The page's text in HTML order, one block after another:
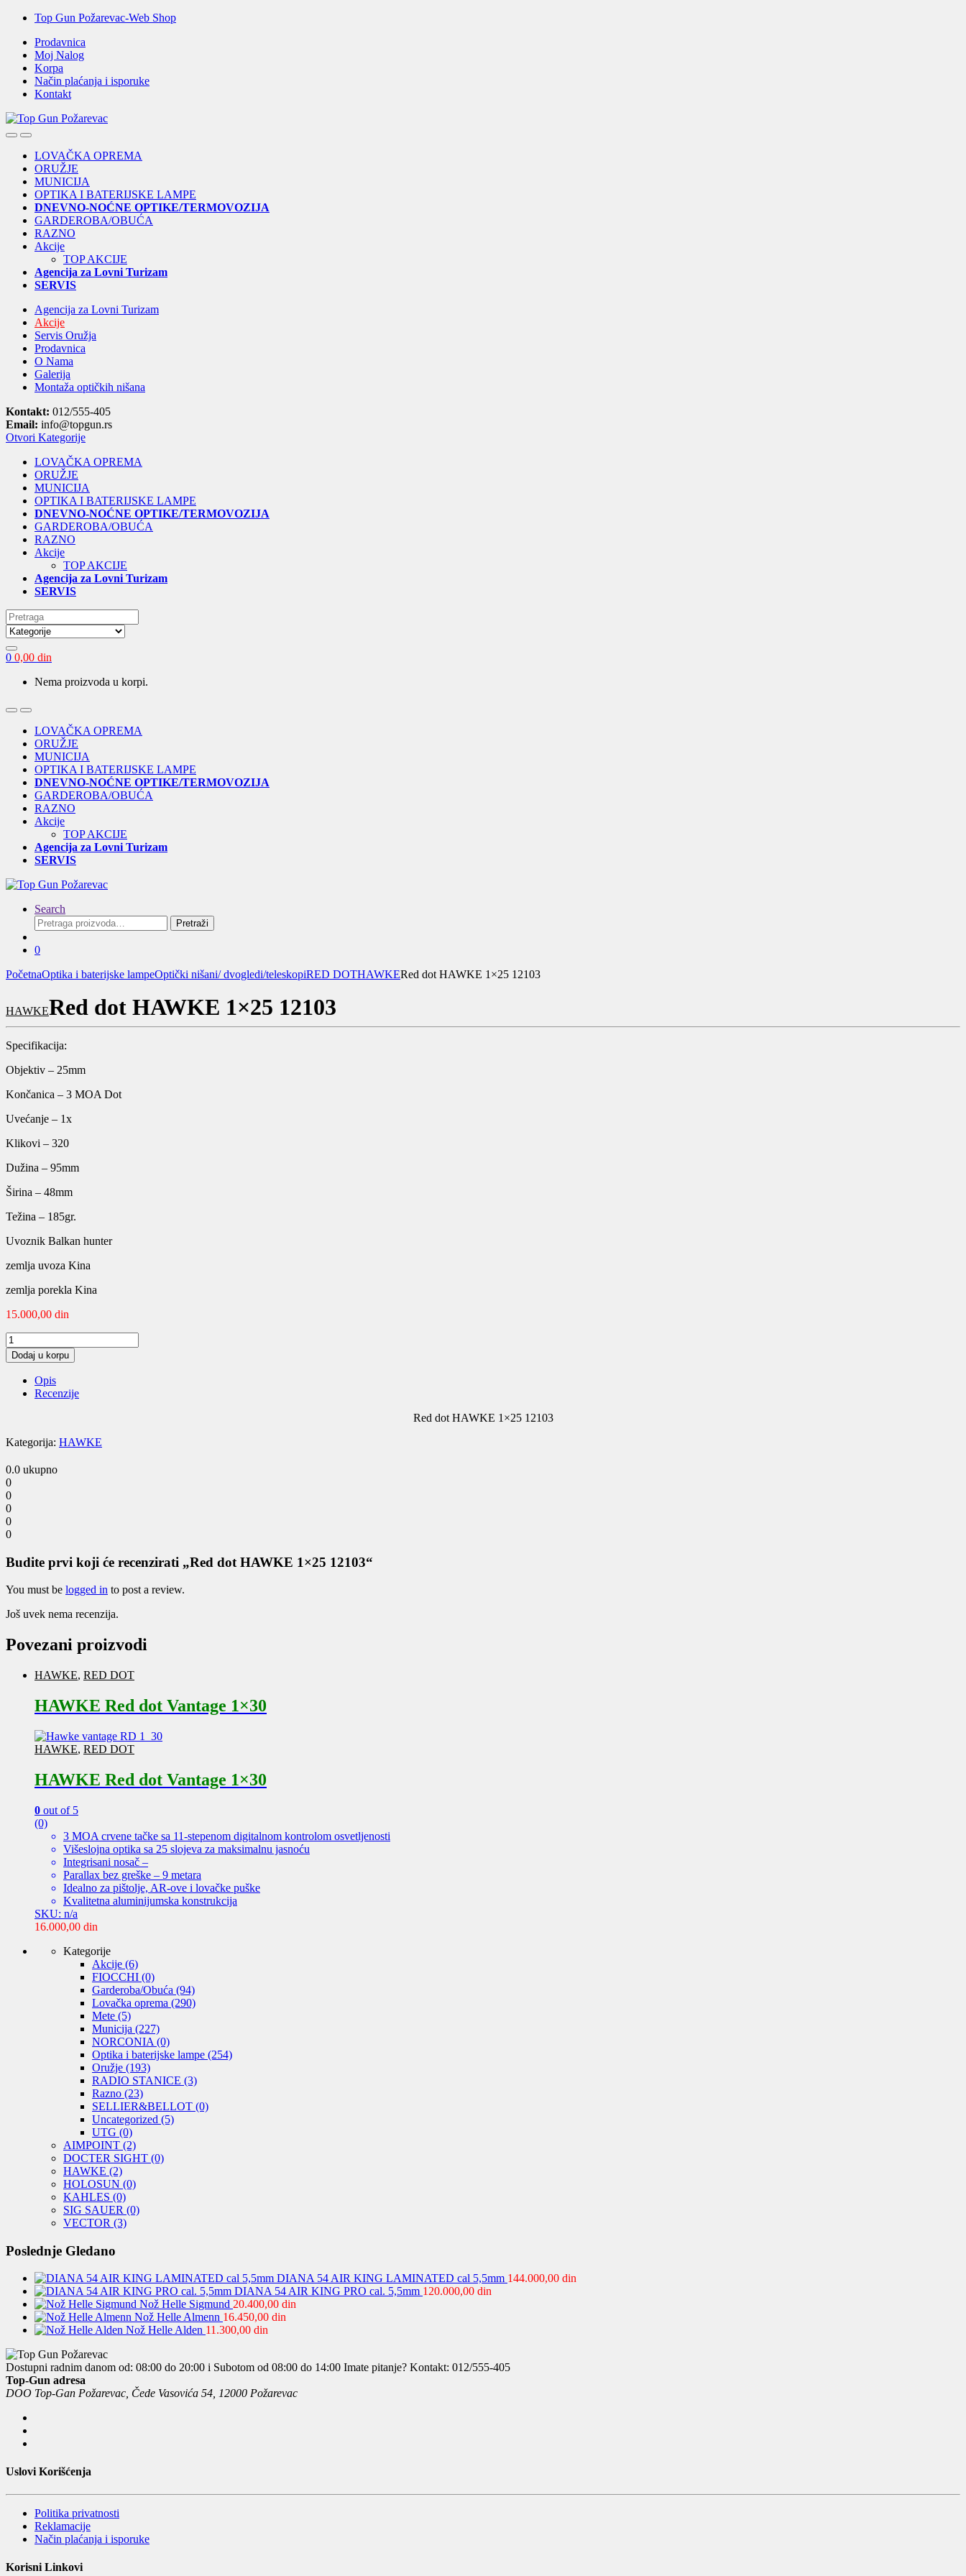
Skip
navigation
Skip
content
Top Gun Požarevac-Web Shop
Prodavnica
Moj Nalog
Korpa
Način plaćanja i isporuke
Kontakt
OpenClose
LOVAČKA OPREMA
ORUŽJE
MUNICIJA
OPTIKA I BATERIJSKE LAMPE
DNEVNO-NOĆNE OPTIKE/TERMOVOZIJA
GARDEROBA/OBUĆA
RAZNO
Akcije
TOP AKCIJE
Agencija za Lovni Turizam
SERVIS
Agencija za Lovni Turizam
Akcije
Servis Oružja
Prodavnica
O Nama
Galerija
Montaža optičkih nišana
Kontakt: 012/555-405
Email: info@topgun.rs
Otvori Kategorije
LOVAČKA OPREMA
ORUŽJE
MUNICIJA
OPTIKA I BATERIJSKE LAMPE
DNEVNO-NOĆNE OPTIKE/TERMOVOZIJA
GARDEROBA/OBUĆA
RAZNO
Akcije
TOP AKCIJE
Agencija za Lovni Turizam
SERVIS
Search
for:
0 0,00 din
Nema proizvoda u korpi.
OpenClose
LOVAČKA OPREMA
ORUŽJE
MUNICIJA
OPTIKA I BATERIJSKE LAMPE
DNEVNO-NOĆNE OPTIKE/TERMOVOZIJA
GARDEROBA/OBUĆA
RAZNO
Akcije
TOP AKCIJE
Agencija za Lovni Turizam
SERVIS
Search
Pretraga
za:
Pretraži
0
PočetnaOptika i baterijske lampeOptički nišani/ dvogledi/teleskopiRED DOTHAWKERed dot HAWKE 1×25 12103
HAWKERed dot HAWKE 1×25 12103
Specifikacija:
Objektiv – 25mm
Končanica – 3 MOA Dot
Uvećanje – 1x
Klikovi – 320
Dužina – 95mm
Širina – 48mm
Težina – 185gr.
Uvoznik Balkan hunter
zemlja uvoza Kina
zemlja porekla Kina
15.000,00 din
Red
dot
HAWKE
1x25
12103
quantity
Dodaj u korpu
Opis
Recenzije
Red dot HAWKE 1×25 12103
Kategorija: HAWKE
0.0 ukupno
0
0
0
0
0
Budite prvi koji će recenzirati „Red dot HAWKE 1×25 12103“
You must be logged in to post a review.
Još uvek nema recenzija.
Povezani proizvodi
HAWKE, RED DOT
HAWKE Red dot Vantage 1×30
HAWKE, RED DOT
HAWKE Red dot Vantage 1×30
0 out of 5
(0)
3 MOA crvene tačke sa 11-stepenom digitalnom kontrolom osvetljenosti
Višeslojna optika sa 25 slojeva za maksimalnu jasnoću
Integrisani nosač –
Parallax bez greške – 9 metara
Idealno za pištolje, AR-ove i lovačke puške
Kvalitetna aluminijumska konstrukcija
SKU: n/a
16.000,00 din
Kategorije
Akcije (6)
FIOCCHI (0)
Garderoba/Obuća (94)
Lovačka oprema (290)
Mete (5)
Municija (227)
NORCONIA (0)
Optika i baterijske lampe (254)
Oružje (193)
RADIO STANICE (3)
Razno (23)
SELLIER&BELLOT (0)
Uncategorized (5)
UTG (0)
AIMPOINT (2)
DOCTER SIGHT (0)
HAWKE (2)
HOLOSUN (0)
KAHLES (0)
SIG SAUER (0)
VECTOR (3)
Poslednje Gledano
DIANA 54 AIR KING LAMINATED cal 5,5mm 144.000,00 din
DIANA 54 AIR KING PRO cal. 5,5mm 120.000,00 din
Nož Helle Sigmund 20.400,00 din
Nož Helle Almenn 16.450,00 din
Nož Helle Alden 11.300,00 din
Dostupni radnim danom od: 08:00 do 20:00 i Subotom od 08:00 do 14:00 Imate pitanje? Kontakt: 012/555-405
Top-Gun adresa
DOO Top-Gan Požarevac, Čede Vasovića 54, 12000 Požarevac
Uslovi Korišćenja
Politika privatnosti
Reklamacije
Način plaćanja i isporuke
Korisni Linkovi